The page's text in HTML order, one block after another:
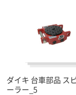
ダイキ 台車部品 ス
ーラー_5